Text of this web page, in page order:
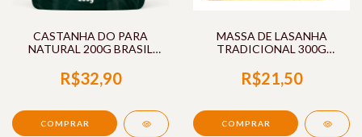
CASTANHA DO PARA
NATURAL 200G BRASIL
R$32,90
MASSA DE LASANHA
TRADICIONAL 300G
R$21,50